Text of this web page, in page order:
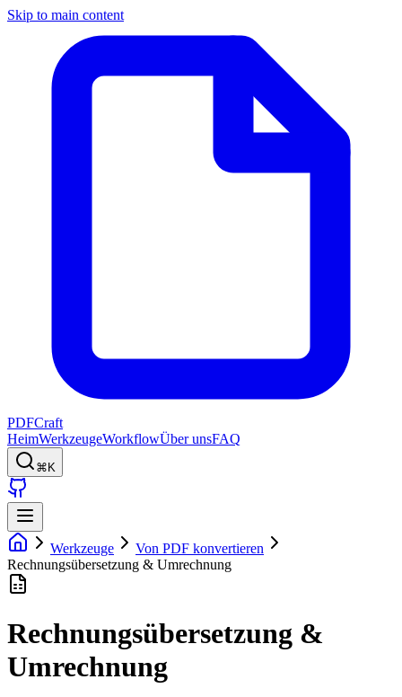
Skip to main content
PDFCraft
HeimWerkzeugeWorkflowÜber unsFAQ
⌘K
Werkzeuge
Von PDF konvertieren
Rechnungsübersetzung & Umrechnung
Rechnungsübersetzung &
Umrechnung